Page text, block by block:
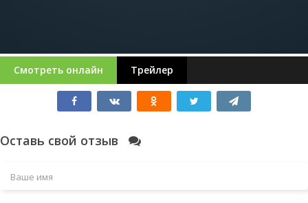
Смотреть онлайн Трейлер
Оставь свой отзыв